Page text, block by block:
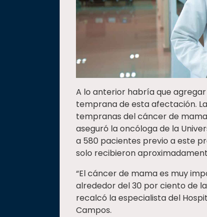
A lo anterior habría que
temprana de esta afectación.
tempranas del cáncer de
aseguró la oncóloga de la
a 580 pacientes previo a este
solo recibieron
“El cáncer de mama es muy
alrededor del 30 por ciento de
recalcó la especialista del
Campos.